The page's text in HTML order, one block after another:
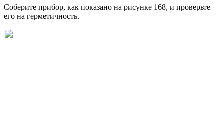
Соберите прибор, как показано на рисунке 168, и проверьте
его на герметичность.